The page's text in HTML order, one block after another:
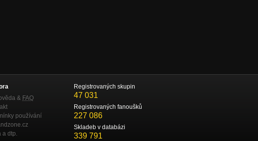
& FAQ
používání
a dtp.
Registrovaných skupin
47 031
Registrovaných fanoušků
227 086
Skladeb v databázi
339 791